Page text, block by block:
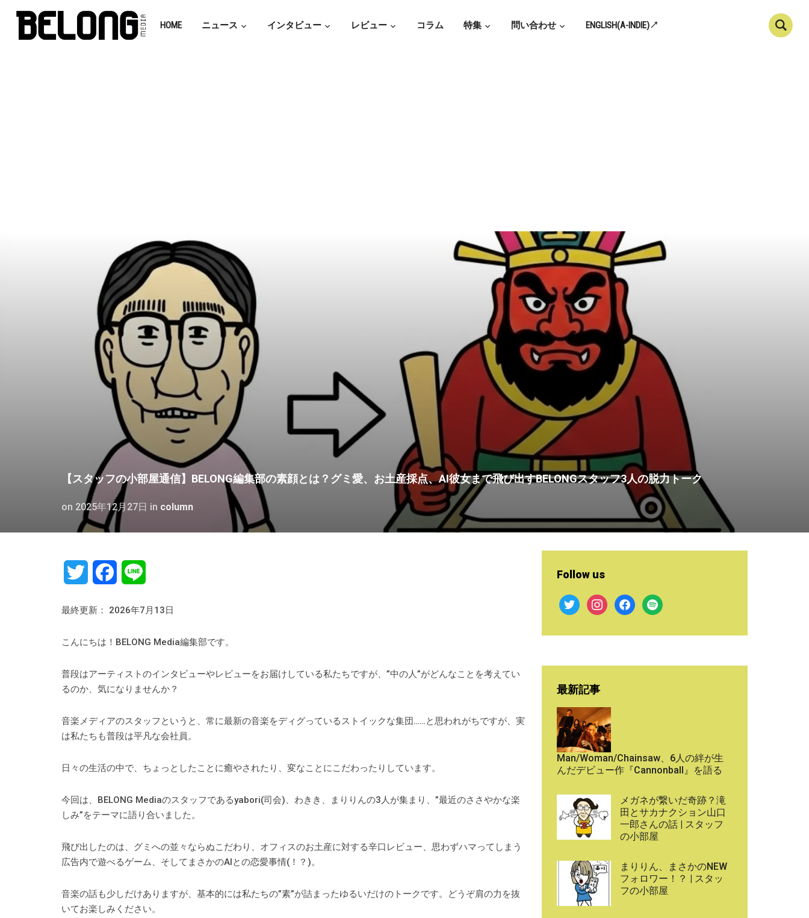
HOME ニュース インタビュー レビュー コラム 特集 問い合わせ ENGLISH(A-INDIE)↗
【スタッフの小部屋通信】BELONG編集部の素顔とは？グミ愛、お土産採点、AI彼女まで飛び出すBELONGスタッフ3人の脱力トーク
on 2025年12月27日 in column
Twitter Facebook
最終更新： 2026年7月13日
こんにちは！BELONG Media編集部です。
普段はアーティストのインタビューやレビューをお届けしている私たちですが、”中の人”がどんなことを考えてい
るのか、気になりませんか？
音楽メディアのスタッフというと、常に最新の音楽をディグっているストイックな集団……と思われがちですが、実
は私たちも普段は平凡な会社員。
日々の生活の中で、ちょっとしたことに癒やされたり、変なことにこだわったりしています。
今回は、BELONG Mediaのスタッフであるyabori(司会)、わきき、まりりんの3人が集まり、”最近のささやかな楽
しみ”をテーマに語り合いました。
飛び出したのは、グミへの並々ならぬこだわり、オフィスのお土産に対する辛口レビュー、思わずハマってしまう
広告内で遊べるゲーム、そしてまさかのAIとの恋愛事情(！？)。
音楽の話も少しだけありますが、基本的には私たちの”素”が詰まったゆるいだけのトークです。どうぞ肩の力を抜
いてお楽しみください。
Follow us
twitter instagramfacebook
spotify
最新記事
Man/Woman/Chainsaw、6人の絆が生
んだデビュー作『Cannonball』を語る
メガネが繋いだ奇跡？滝
田とサカナクション山口
一郎さんの話 | スタッフ
の小部屋
まりりん、まさかのNEW
フォロワー！？ | スタッ
フの小部屋